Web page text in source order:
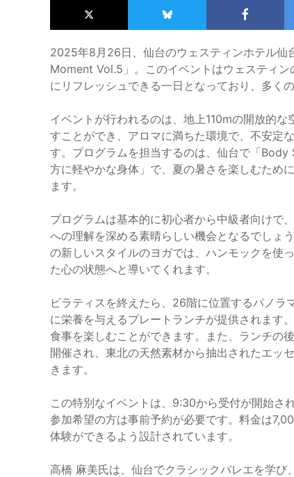
2025年8月26日、仙台のウェスティンホテル仙
Moment Vol.5」。このイベントはウェスティ
にリフレッシュできる一日となっており、多く
イベントが行われるのは、地上110mの開放的
すことができ、アロマに満ちた環境で、不安定
す。プログラムを担当するのは、仙台で「
方に軽やかな身体」で、夏の暑さを楽しむため
ます。
プログラムは基本的に初心者から中級者向けで
への理解を深める素晴らしい機会となるでしょ
の新しいスタイルのヨガでは、ハンモックを使
た心の状態へと導いてくれます。
ピラティスを終えたら、26階に位置するパノ
に栄養を与えるプレートランチが提供されます
食事を楽しむことができます。また、ランチの
開催され、東北の天然素材から抽出されたエッ
きます。
この特別なイベントは、9:30から受付が開始さ
参加希望の方は事前予約が必要です。料金は
体験ができるよう設計されています。
高橋 麻美氏は、仙台でクラシックバレエを学